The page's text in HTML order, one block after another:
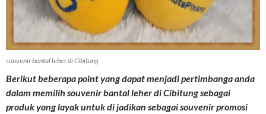
souvenir bantal leher di Cibitung
Berikut beberapa point yang dapat menjadi pertimbanga anda
dalam memilih souvenir bantal leher di Cibitung sebagai
produk yang layak untuk di jadikan sebagai souvenir promosi